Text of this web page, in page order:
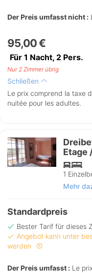
Der Preis umfasst nicht :
95,00 €
Für 1 Nacht, 2 Pers.
Nur 2 Zimmer übrig
Schließen
Le prix comprend la taxe
nuitée pour les adultes.
Etage
1
Mehr
Standardpreis
Bester Tarif für dieses
Angebot kann unter
werden
Der Preis umfasst : Le